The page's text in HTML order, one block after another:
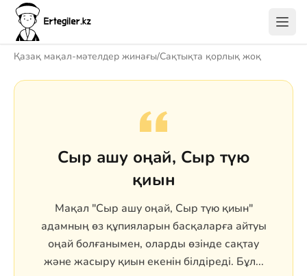
Қазақ мақал-мәтелдер жинағы/Сақтықта қорлық жоқ
Сыр ашу оңай, Сыр түю
қиын
Мақал "Сыр ашу оңай, Сыр түю қиын"
адамның өз құпияларын басқаларға айтуы
оңай болғанымен, оларды өзінде сақтау
және жасыру қиын екенін білдіреді. Бұл...